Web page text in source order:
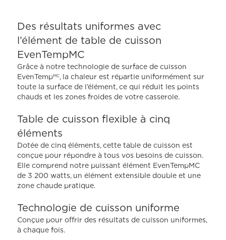
de
note
moyenne.
Read
3046
Reviews.
Lien
vers
la
même
Des résultats uniformes avec
l’élément de table de cuisson
EvenTempMC
Grâce à notre technologie de surface de cuisson
EvenTempMC, la chaleur est répartie uniformément sur
toute la surface de l’élément, ce qui réduit les points
chauds et les zones froides de votre casserole.
Table de cuisson flexible à cinq
éléments
Dotée de cinq éléments, cette table de cuisson est
conçue pour répondre à tous vos besoins de cuisson.
Elle comprend notre puissant élément EvenTempMC
de 3 200 watts, un élément extensible double et une
zone chaude pratique.
Technologie de cuisson uniforme
Conçue pour offrir des résultats de cuisson uniformes,
à chaque fois.